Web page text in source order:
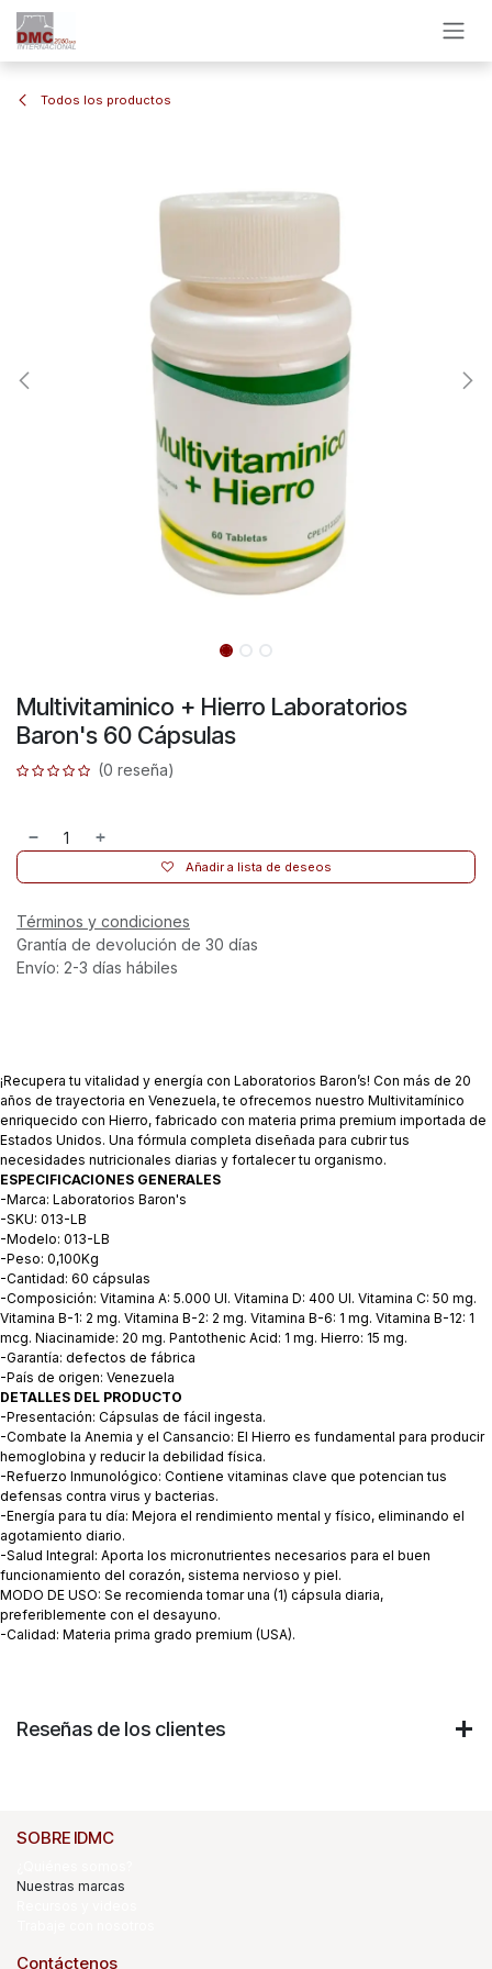
Todos los productos
Multivitaminico + Hierro Laboratorios
Baron's 60 Cápsulas
(0 reseña)
Añadir a lista de deseos
Términos y condiciones
Grantía de devolución de 30 días
Envío: 2-3 días hábiles
¡Recupera tu vitalidad y energía con Laboratorios Baron’s! Con más de 20
años de trayectoria en Venezuela, te ofrecemos nuestro Multivitamínico
enriquecido con Hierro, fabricado con materia prima premium importada de
Estados Unidos. Una fórmula completa diseñada para cubrir tus
necesidades nutricionales diarias y fortalecer tu organismo.
ESPECIFICACIONES GENERALES
-Marca: Laboratorios Baron's
-SKU: 013-LB
-Modelo: 013-LB
-Peso: 0,100Kg
-Cantidad: 60 cápsulas
-Composición: Vitamina A: 5.000 UI. Vitamina D: 400 UI. Vitamina C: 50 mg.
Vitamina B-1: 2 mg. Vitamina B-2: 2 mg. Vitamina B-6: 1 mg. Vitamina B-12: 1
mcg. Niacinamide: 20 mg. Pantothenic Acid: 1 mg. Hierro: 15 mg.
-Garantía: defectos de fábrica
-País de origen: Venezuela
DETALLES DEL PRODUCTO
-Presentación: Cápsulas de fácil ingesta.
-Combate la Anemia y el Cansancio: El Hierro es fundamental para producir
hemoglobina y reducir la debilidad física.
-Refuerzo Inmunológico: Contiene vitaminas clave que potencian tus
defensas contra virus y bacterias.
-Energía para tu día: Mejora el rendimiento mental y físico, eliminando el
agotamiento diario.
-Salud Integral: Aporta los micronutrientes necesarios para el buen
funcionamiento del corazón, sistema nervioso y piel.
MODO DE USO: Se recomienda tomar una (1) cápsula diaria,
preferiblemente con el desayuno.
-Calidad: Materia prima grado premium (USA).
Reseñas de los clientes
SOBRE IDMC
Nuestras marcas
Contáctenos